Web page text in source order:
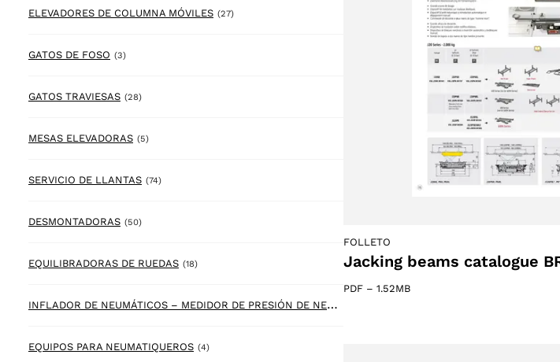
ELEVADORES DE COLUMNA MÓVILES (27)27 products
GATOS DE FOSO (3)3 products
GATOS TRAVIESAS (28)28 products
MESAS ELEVADORAS (5)5 products
SERVICIO DE LLANTAS (74)74 products
DESMONTADORAS (50)50 products
EQUILIBRADORAS DE RUEDAS (18)18 products
I
NFLADOR DE NEUMÁTICOS – MEDIDOR DE PRESIÓN DE NEUMÁTICOS
EQUIPOS PARA NEUMATIQUEROS (4)4 products
FOLLETO
Jacking beams catalogue
PDF – 1.52MB
Tu provincia
Seleccione su idioma